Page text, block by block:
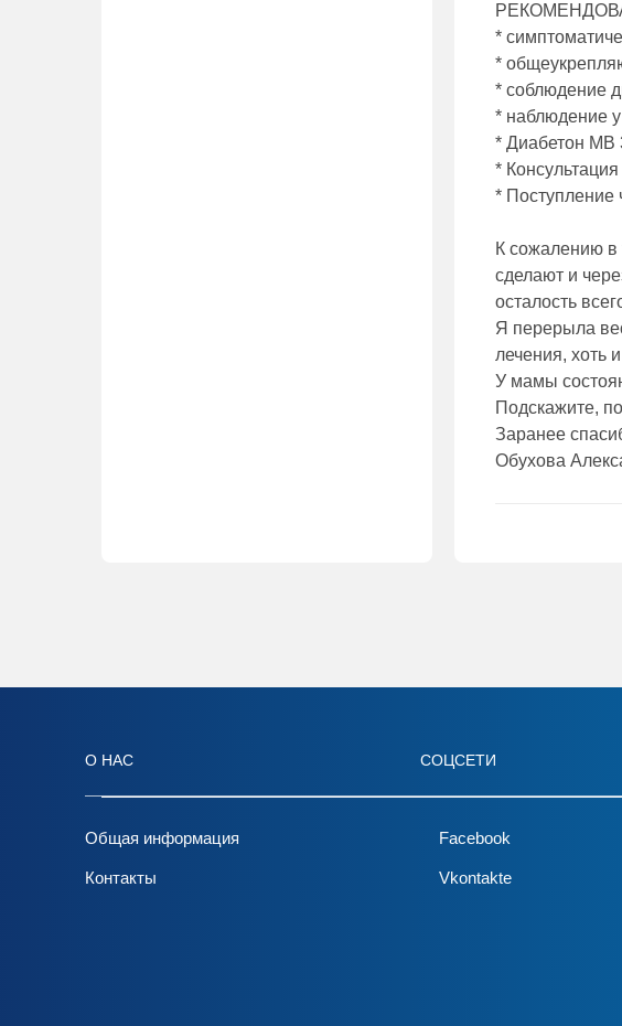
*
*
* соблюдение
* наблюдение у
* Диабетон МВ
*
* Поступление
К сожалению в
сделают и
осталость
Я перерыла
лечения, хоть
У мамы
Подскажите,
Заранее
Обухова
О НАС
Общая информация
Контакты
СОЦСЕТИ
Facebook
Vkontakte